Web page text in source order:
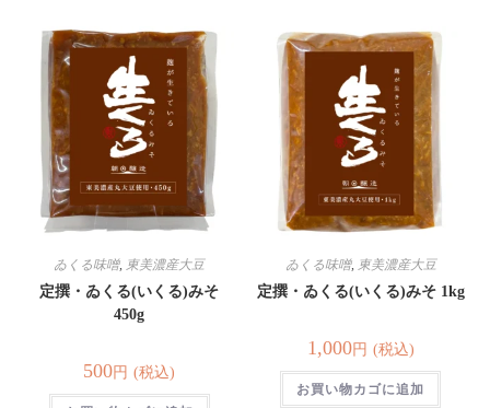
ゐくる味噌, 東美濃産大豆
定撰・ゐくる(いくる)みそ
450g
500円 (税込)
ゐくる味噌, 東美濃産大豆
定撰・ゐくる(いくる)みそ 1kg
1,000円 (税込)
お買い物カゴに追加